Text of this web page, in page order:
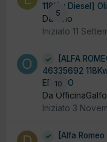
5
118Kw Diesel]
Da lario
Iniziato 11
10
[ALFA
46335692
ERRATO
Da OfficinaGalfo
Iniziato 3
[Alfa